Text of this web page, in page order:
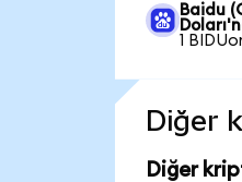
Baidu
1
Diğer
Diğer